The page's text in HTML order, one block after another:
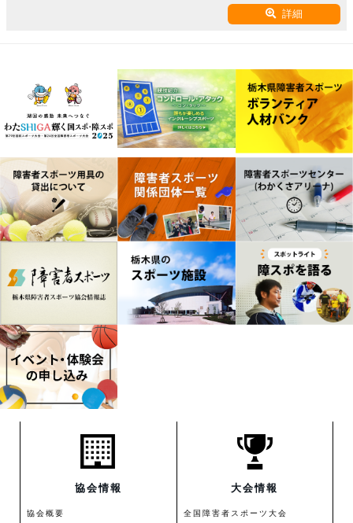
詳細
協会情報
協会概要
大会情報
全国障害者スポーツ大会